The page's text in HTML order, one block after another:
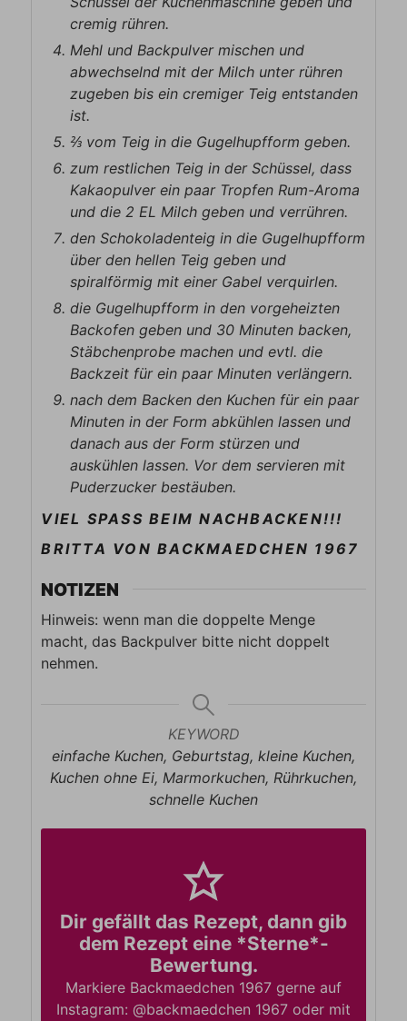
cremig rühren.
Mehl und Backpulver mischen und
abwechselnd mit der Milch unter rühren
zugeben bis ein cremiger Teig entstanden
ist.
⅔ vom Teig in die Gugelhupfform geben.
zum restlichen Teig in der Schüssel, dass
Kakaopulver ein paar Tropfen Rum-Aroma
und die 2 EL Milch geben und verrühren.
den Schokoladenteig in die Gugelhupfform
über den hellen Teig geben und
spiralförmig mit einer Gabel verquirlen.
die Gugelhupfform in den vorgeheizten
Backofen geben und 30 Minuten backen,
Stäbchenprobe machen und evtl. die
Backzeit für ein paar Minuten verlängern.
nach dem Backen den Kuchen für ein paar
Minuten in der Form abkühlen lassen und
danach aus der Form stürzen und
auskühlen lassen. Vor dem servieren mit
Puderzucker bestäuben.
VIEL SPASS BEIM NACHBACKEN!!!
BRITTA VON BACKMAEDCHEN 1967
NOTIZEN
Hinweis: wenn man die doppelte Menge
macht, das Backpulver bitte nicht doppelt
nehmen.
KEYWORD
einfache Kuchen, Geburtstag, kleine Kuchen,
Kuchen ohne Ei, Marmorkuchen, Rührkuchen,
schnelle Kuchen
Dir gefällt das Rezept, dann gib
dem Rezept eine *Sterne*-
Bewertung.
Markiere Backmaedchen 1967 gerne auf
Instagram: @backmaedchen 1967 oder mit